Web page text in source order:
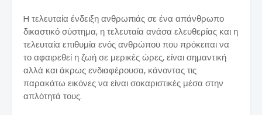
H τελευταία ένδειξη ανθρωπιάς σε ένα απάνθρωπο
δικαστικό σύστημα, η τελευταία ανάσα ελευθερίας και η
τελευταία επιθυμία ενός ανθρώπου που πρόκειται να
το αφαιρεθεί η ζωή σε μερικές ώρες, είναι σημαντική
αλλά και άκρως ενδιαφέρουσα, κάνοντας τις
παρακάτω εικόνες να είναι σοκαριστικές μέσα στην
απλότητά τους.